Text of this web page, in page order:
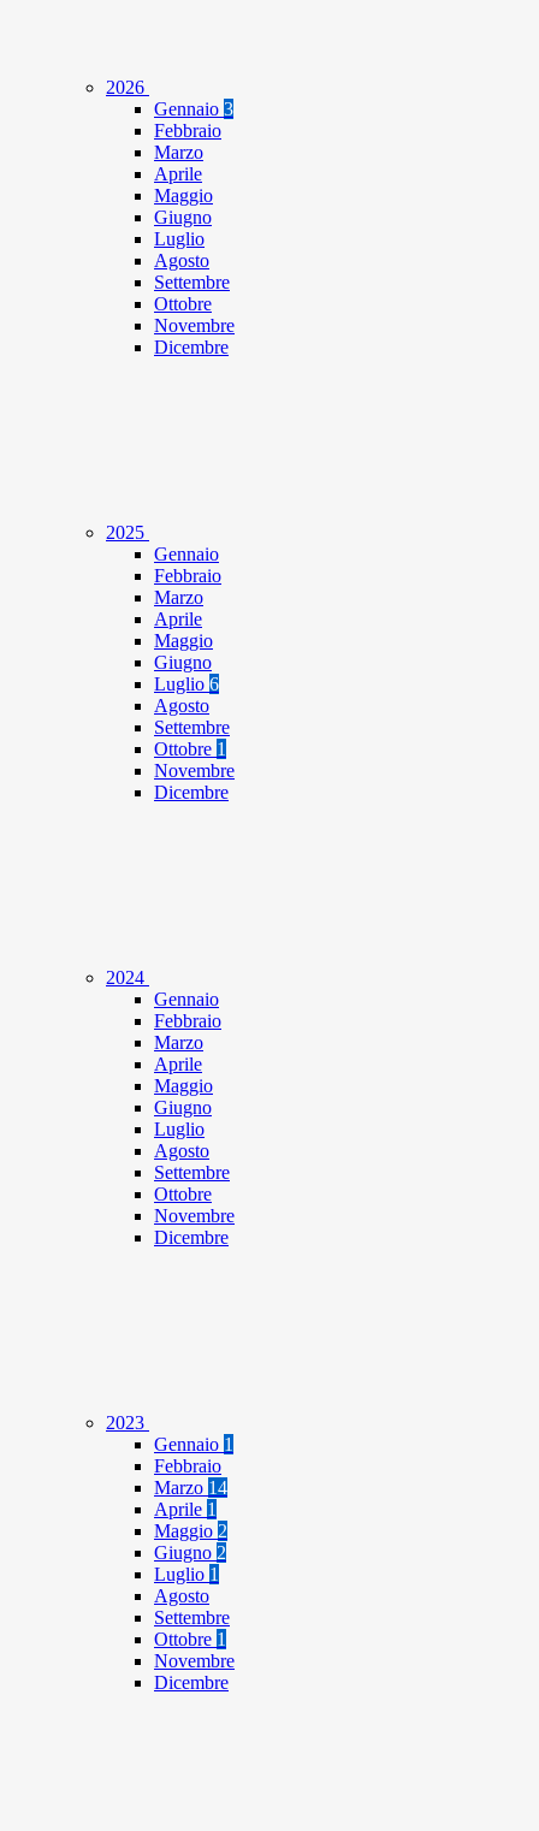
2026
Gennaio 3
Febbraio
Marzo
Aprile
Maggio
Giugno
Luglio
Agosto
Settembre
Ottobre
Novembre
Dicembre
2025
Gennaio
Febbraio
Marzo
Aprile
Maggio
Giugno
Luglio 6
Agosto
Settembre
Ottobre 1
Novembre
Dicembre
2024
Gennaio
Febbraio
Marzo
Aprile
Maggio
Giugno
Luglio
Agosto
Settembre
Ottobre
Novembre
Dicembre
2023
Gennaio 1
Febbraio
Marzo 14
Aprile 1
Maggio 2
Giugno 2
Luglio 1
Agosto
Settembre
Ottobre 1
Novembre
Dicembre